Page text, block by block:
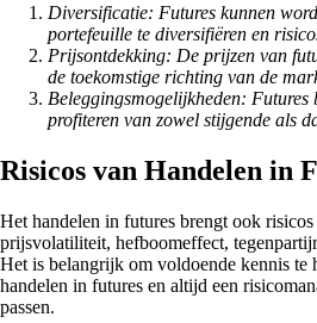
Diversificatie: Futures kunnen
portefeuille te diversifiëren en
Prijsontdekking: De prijzen van
de toekomstige richting van de
Beleggingsmogelijkheden:
profiteren van zowel stijgende als
Risicos van Handelen in
Het handelen in futures brengt ook
prijsvolatiliteit, hefboomeffect,
Het is belangrijk om voldoende kennis te
handelen in futures en altijd een
passen.